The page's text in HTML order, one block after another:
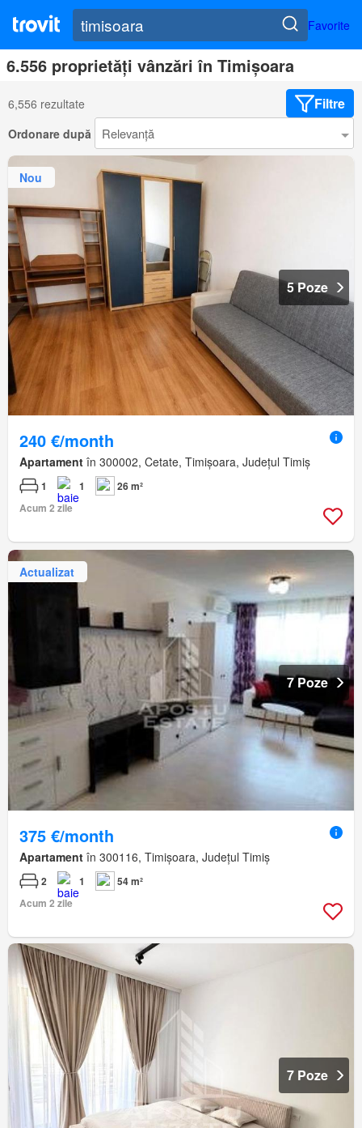
Favorite
6.556 proprietăți vânzări în Timișoara
6,556 rezultate Filtre
Ordonare după
Nou
5 Poze
240 €/month
Apartament în 300002, Cetate, Timișoara, Județul Timiș
1 1
26 m²
Acum 2 zile
Actualizat
7 Poze
375 €/month
Apartament în 300116, Timișoara, Județul Timiș
2 1
54 m²
Acum 2 zile
7 Poze